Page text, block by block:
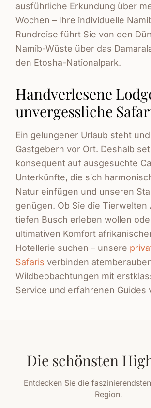
ausführliche Erkundung über
Wochen – Ihre individuelle
Rundreise führt Sie von den
Namib-Wüste über das
den Etosha-Nationalpark.
Handverlesene
unvergessliche
Ein gelungener Urlaub steht
Gastgebern vor Ort. Deshalb
konsequent auf ausgesuchte
Unterkünfte, die sich
Natur einfügen und unseren
genügen. Ob Sie die Tierwelten
tiefen Busch erleben wollen
ultimativen Komfort
Hotellerie suchen – unsere
Safaris verbinden
Wildbeobachtungen mit
Service und erfahrenen Guides
Die schönsten
Entdecken Sie die
Region.